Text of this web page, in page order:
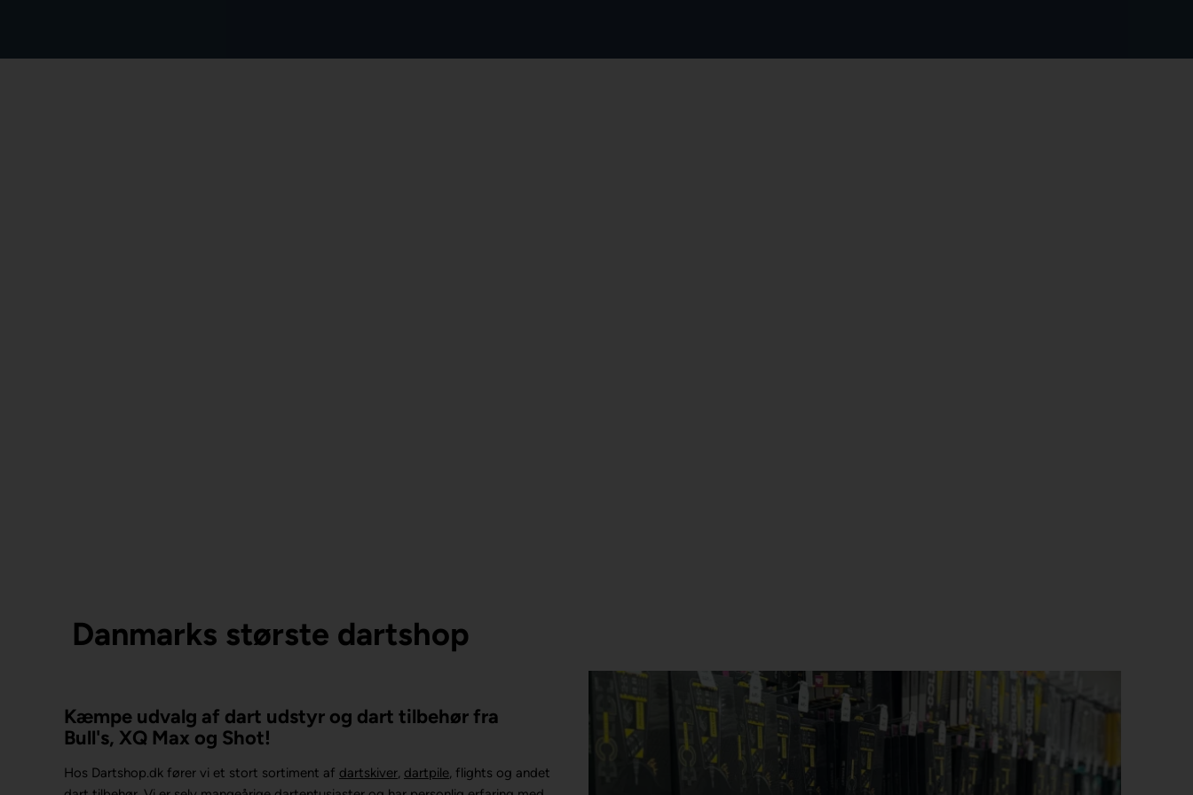
Danmarks største dartshop
Kæmpe udvalg af dart udstyr og dart tilbehør fra
Bull's, XQ Max og Shot!
Hos Dartshop.dk fører vi et stort sortiment af dartskiver, dartpile, flights og andet